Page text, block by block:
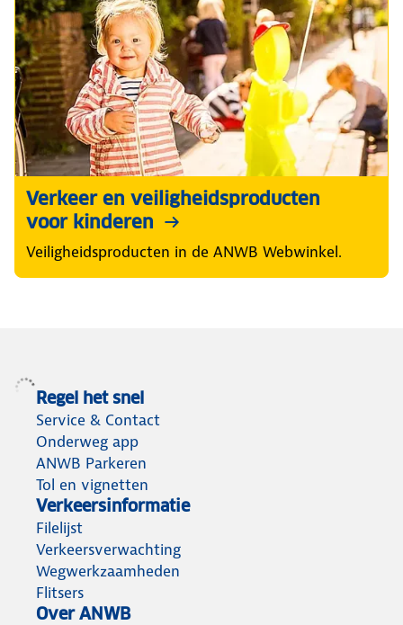
Verkeer en veiligheidsproducten
voor kinderen
Veiligheidsproducten in de ANWB Webwinkel.
Regel het snel
Service & Contact
Onderweg app
ANWB Parkeren
Tol en vignetten
Verkeersinformatie
Filelijst
Verkeersverwachting
Wegwerkzaamheden
Flitsers
Over ANWB